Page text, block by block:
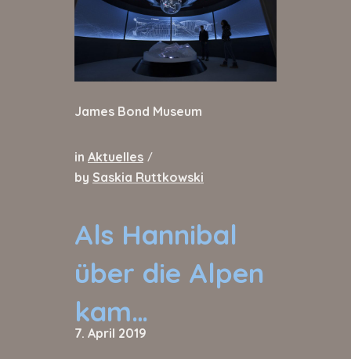
James Bond Museum
in Aktuelles /
by Saskia Ruttkowski
Als Hannibal
über die Alpen
kam…
7. April 2019